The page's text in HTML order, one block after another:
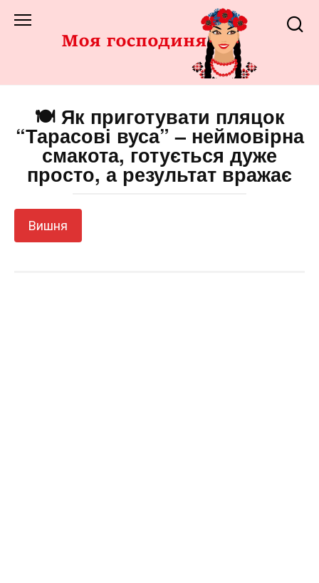
до
🍽️ Як приготувати пляцок
“Тарасові вуса” – неймовірна
смакота, готується дуже
просто, а результат вражає
Вишня